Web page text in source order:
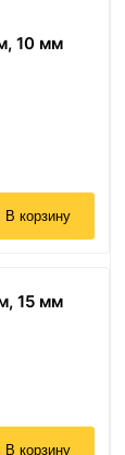
10 мм
В корзину
15 мм
В корзину